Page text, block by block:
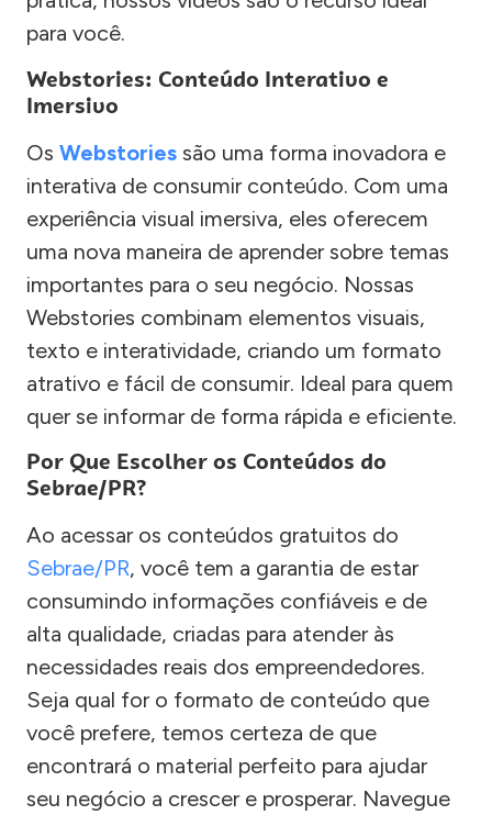
para você.
Webstories: Conteúdo Interativo e
Imersivo
Os Webstories são uma forma inovadora e
interativa de consumir conteúdo. Com uma
experiência visual imersiva, eles oferecem
uma nova maneira de aprender sobre temas
importantes para o seu negócio. Nossas
Webstories combinam elementos visuais,
texto e interatividade, criando um formato
atrativo e fácil de consumir. Ideal para quem
quer se informar de forma rápida e eficiente.
Por Que Escolher os Conteúdos do
Sebrae/PR?
Ao acessar os conteúdos gratuitos do
Sebrae/PR, você tem a garantia de estar
consumindo informações confiáveis e de
alta qualidade, criadas para atender às
necessidades reais dos empreendedores.
Seja qual for o formato de conteúdo que
você prefere, temos certeza de que
encontrará o material perfeito para ajudar
seu negócio a crescer e prosperar. Navegue